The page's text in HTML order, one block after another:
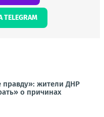
жители ДНР
о причинах